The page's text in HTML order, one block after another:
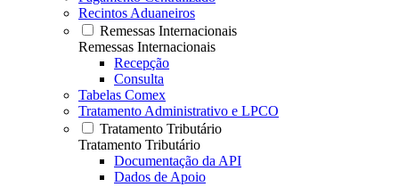
Recintos Aduaneiros
Remessas Internacionais
Remessas Internacionais
Recepção
Consulta
Tabelas Comex
Tratamento Administrativo e LPCO
Tratamento Tributário
Tratamento Tributário
Documentação da API
Dados de Apoio